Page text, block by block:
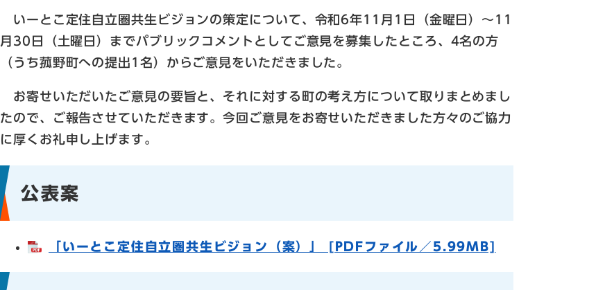
いーとこ定住自立圏共生ビジョンの策定について、令和6年11月1日（金曜日）～11
月30日（土曜日）までパブリックコメントとしてご意見を募集したところ、4名の方
（うち菰野町への提出1名）からご意見をいただきました。
お寄せいただいたご意見の要旨と、それに対する町の考え方について取りまとめまし
たので、ご報告させていただきます。今回ご意見をお寄せいただきました方々のご協力
に厚くお礼申し上げます。
公表案
「いーとこ定住自立圏共生ビジョン（案）」 [PDFファイル／5.99MB]